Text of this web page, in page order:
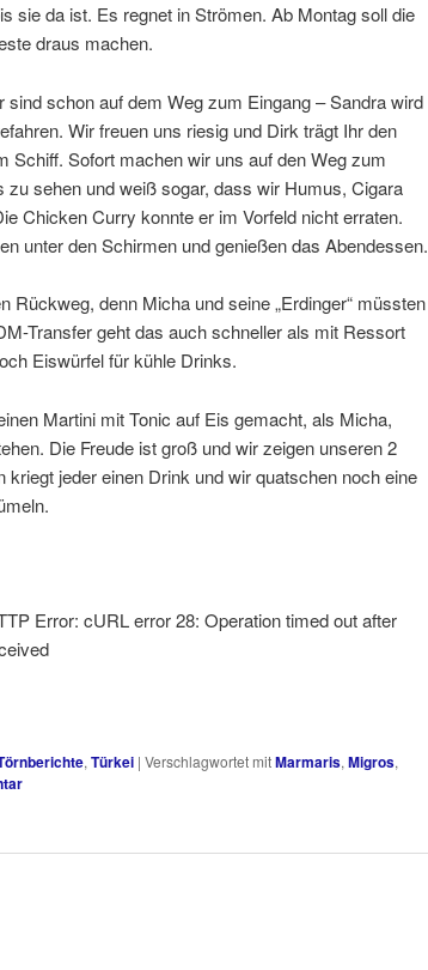
sie da ist. Es regnet in Strömen. Ab Montag soll die
draus machen.
sind schon auf dem Weg zum Eingang – Sandra wird
Wir freuen uns riesig und Dirk trägt Ihr den
Schiff. Sofort machen wir uns auf den Weg zum
zu sehen und weiß sogar, dass wir Humus, Cigara
Chicken Curry konnte er im Vorfeld nicht erraten.
unter den Schirmen und genießen das Abendessen.
Rückweg, denn Micha und seine „Erdinger“ müssten
Transfer geht das auch schneller als mit Ressort
Eiswürfel für kühle Drinks.
Martini mit Tonic auf Eis gemacht, als Micha,
Die Freude ist groß und wir zeigen unseren 2
kriegt jeder einen Drink und wir quatschen noch eine
Error: cURL error 28: Operation timed out after
, Türkei | Verschlagwortet mitMarmaris, Migros,